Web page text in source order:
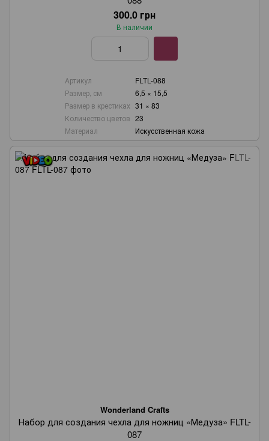
300.0 грн
В наличии
Артикул
FLTL-088
Размер, см
6,5 × 15,5
Размер в крестиках 31 × 83
Количество цветов 23
Материал
Искусственная кожа
Wonderland Crafts
Набор для создания чехла для ножниц «Медуза» FLTL-
087